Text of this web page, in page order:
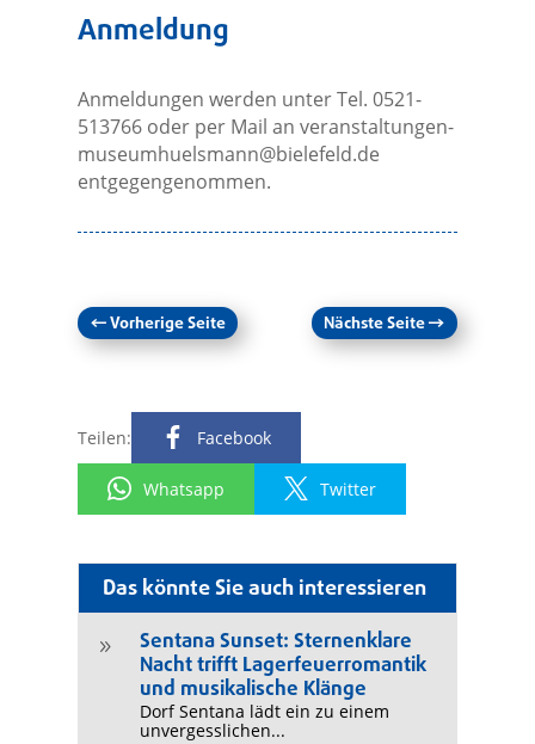
Das könnte Sie auch interessieren
9
Sentana Sunset: Sternenklare
Nacht trifft Lagerfeuerromantik
und musikalische Klänge
Dorf Sentana lädt ein zu einem
unvergesslichen...
Anmeldung
Anmeldungen werden unter Tel. 0521-
513766 oder per Mail an veranstaltungen-
museumhuelsmann@bielefeld.de
entgegengenommen.
←Vorherige Seite Nächste Seite→
Teilen: Facebook
Whatsapp Twitter